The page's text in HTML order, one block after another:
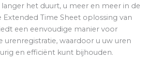
het duurt, u meer en meer in de
Extended Time Sheet oplossing van
een eenvoudige manier voor
urenregistratie, waardoor u uw uren
en efficiënt kunt bijhouden.